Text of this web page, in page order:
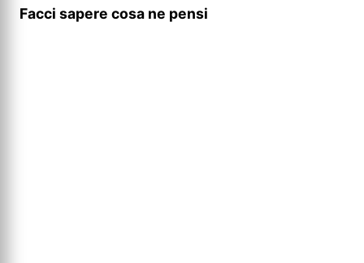
Facci sapere cosa ne pensi